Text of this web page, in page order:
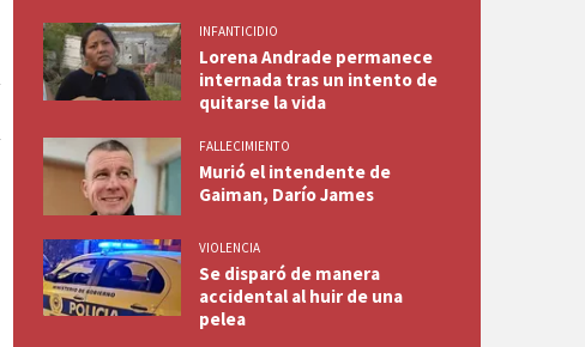
INFANTICIDIO
Lorena Andrade permanece
internada tras un intento de
quitarse la vida
FALLECIMIENTO
Murió el intendente de
Gaiman, Darío James
VIOLENCIA
Se disparó de manera
accidental al huir de una
pelea